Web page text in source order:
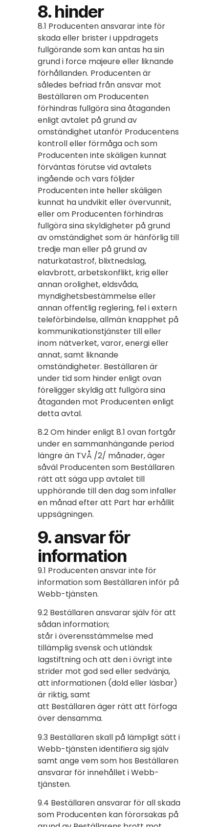
8. hinder
8.1 Producenten ansvarar inte för
skada eller brister i uppdragets
fullgörande som kan antas ha sin
grund i force majeure eller liknande
förhållanden. Producenten är
således befriad från ansvar mot
Beställaren om Producenten
förhindras fullgöra sina åtaganden
enligt avtalet på grund av
omständighet utanför Producentens
kontroll eller förmåga och som
Producenten inte skäligen kunnat
förväntas förutse vid avtalets
ingående och vars följder
Producenten inte heller skäligen
kunnat ha undvikit eller övervunnit,
eller om Producenten förhindras
fullgöra sina skyldigheter på grund
av omständighet som är hänförlig till
tredje man eller på grund av
naturkatastrof, blixtnedslag,
elavbrott, arbetskonflikt, krig eller
annan orolighet, eldsvåda,
myndighetsbestämmelse eller
annan offentlig reglering, fel i extern
teleförbindelse, allmän knapphet på
kommunikationstjänster till eller
inom nätverket, varor, energi eller
annat, samt liknande
omständigheter. Beställaren är
under tid som hinder enligt ovan
föreligger skyldig att fullgöra sina
åtaganden mot Producenten enligt
detta avtal.
8.2 Om hinder enligt 8.1 ovan fortgår
under en sammanhängande period
längre än TVÅ /2/ månader, äger
såväl Producenten som Beställaren
rätt att säga upp avtalet till
upphörande till den dag som infaller
en månad efter att Part har erhållit
uppsägningen.
9. ansvar för
information
9.1 Producenten ansvar inte för
information som Beställaren inför på
Webb-tjänsten.
9.2 Beställaren ansvarar själv för att
sådan information;
står i överensstämmelse med
tillämplig svensk och utländsk
lagstiftning och att den i övrigt inte
strider mot god sed eller sedvänja,
att informationen (dold eller läsbar)
är riktig, samt
att Beställaren äger rätt att förfoga
över densamma.
9.3 Beställaren skall på lämpligt sätt i
Webb-tjänsten identifiera sig själv
samt ange vem som hos Beställaren
ansvarar för innehållet i Webb-
tjänsten.
9.4 Beställaren ansvarar för all skada
som Producenten kan förorsakas på